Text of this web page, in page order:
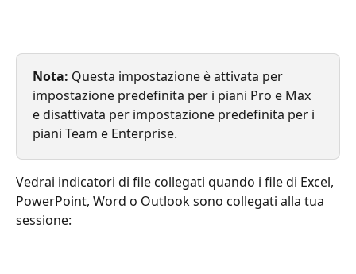
Nota: Questa impostazione è attivata per
impostazione predefinita per i piani Pro e Max
e disattivata per impostazione predefinita per i
piani Team e Enterprise.
Vedrai indicatori di file collegati quando i file di Excel,
PowerPoint, Word o Outlook sono collegati alla tua
sessione: